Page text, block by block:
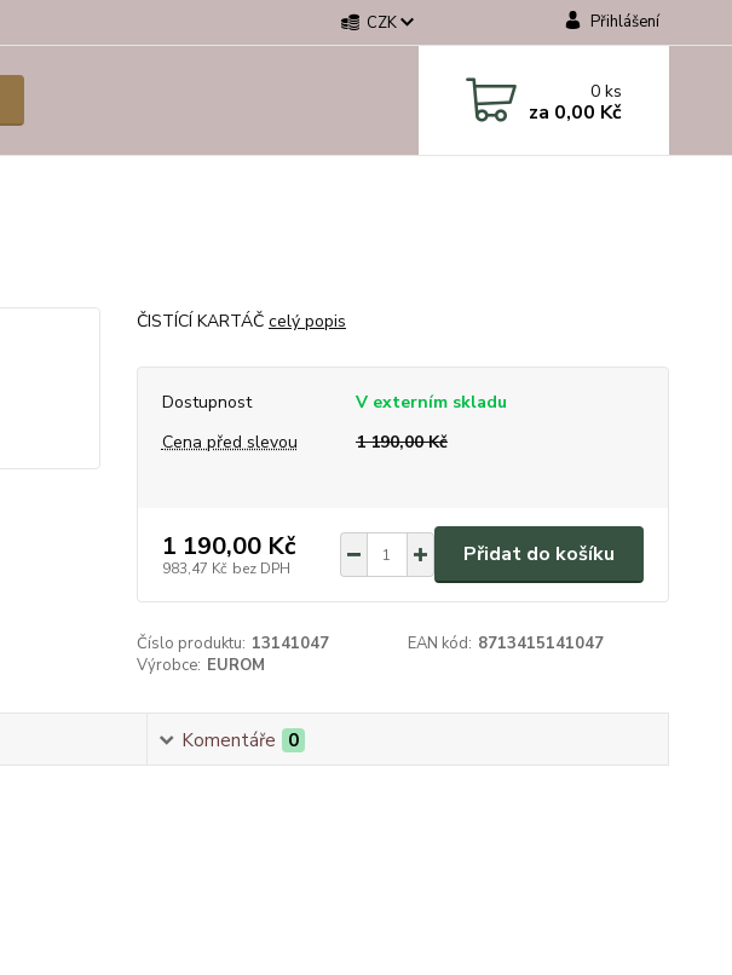
CZK Přihlášení
0ks
za 0,00 Kč
ČISTÍCÍ KARTÁČ celý popis
Dostupnost
V externím skladu
Cena před slevou
1 190,00 Kč
1 190,00 Kč
983,47 Kč bez DPH
Přidat do košíku
Číslo produktu: 13141047 EAN kód: 8713415141047
Výrobce: EUROM
Komentáře 0